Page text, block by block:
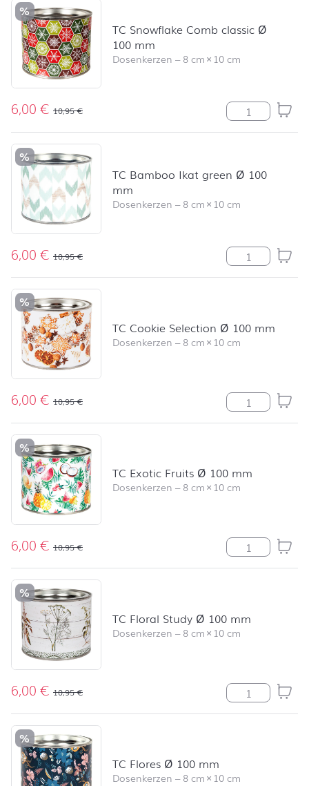
%
TC Snowflake Comb classic Ø
100 mm
Dosenkerzen –8 cm× 10 cm
6,00€ 10,95€ TC Snowflake
%
TC Bamboo Ikat green Ø 100
mm
Dosenkerzen –8 cm× 10 cm
6,00€ 10,95€ TC Bamboo
%
TC Cookie Selection Ø 100 mm
Dosenkerzen –8 cm× 10 cm
6,00€ 10,95€ TC Cookie
%
TC Exotic Fruits Ø 100 mm
Dosenkerzen –8 cm× 10 cm
6,00€ 10,95€ TC Exotic
%
TC Floral Study Ø 100 mm
Dosenkerzen –8 cm× 10 cm
6,00€ 10,95€ TC Floral
%
TC Flores Ø 100 mm
Dosenkerzen –8 cm× 10 cm